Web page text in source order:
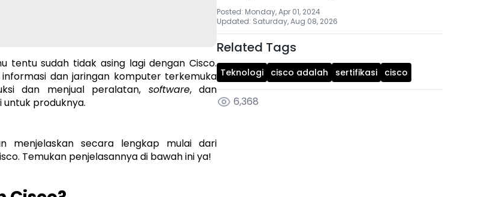
tentu sudah tidak asing lagi dengan Cisco.
dan jaringan komputer terkemuka
dan menjual peralatan, software, dan
produknya.
menjelaskan secara lengkap mulai dari
Temukan penjelasannya di bawah ini ya!
Posted: Monday, Apr 01, 2024
Updated: Saturday, Aug 08, 2026
Related Tags
Teknologi cisco adalah sertifikasi cisco
6,368